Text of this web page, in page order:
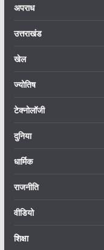
अपराध
उत्तराखंड
खेल
ज्योतिष
टेक्नोलॉजी
दुनिया
धार्मिक
राजनीति
वीडियो
शिक्षा